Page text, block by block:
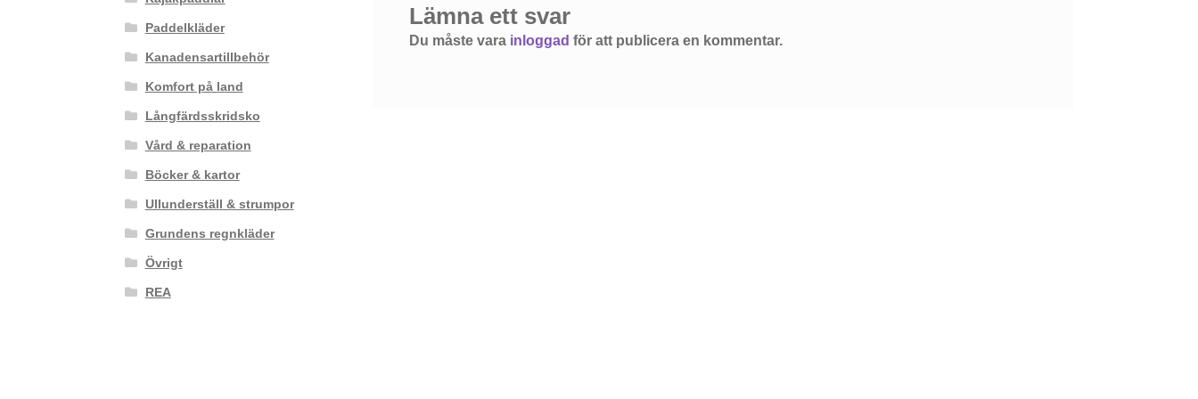
Lämna ett svar
Du måste vara inloggad för att publicera en kommentar.
Paddelkläder
Kanadensartillbehör
Komfort på land
Långfärdsskridsko
Vård & reparation
Böcker & kartor
Ullunderställ & strumpor
Grundens regnkläder
Övrigt
REA